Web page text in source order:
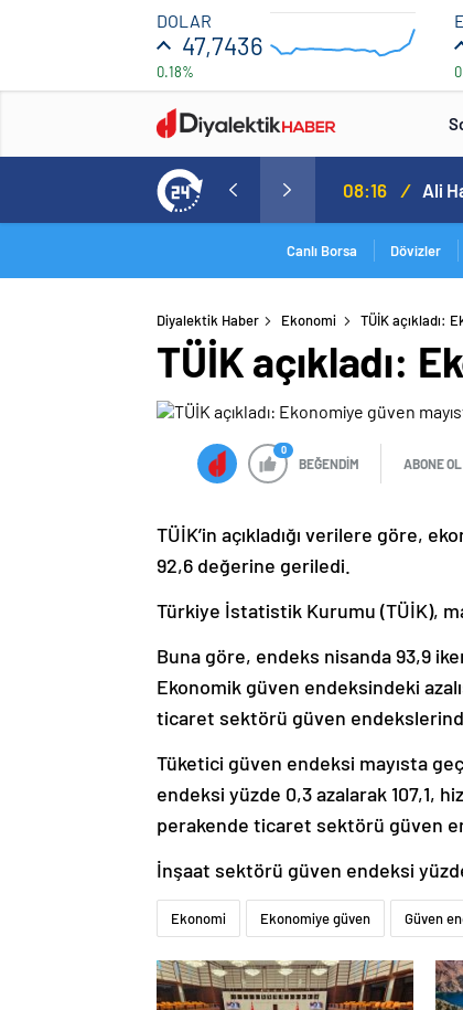
DOLAR
47,7436
0.18%
16:00 20:00
eşi de gözaltında 08:16 /
Canlı Borsa Dövizler
Diyalektik Haber Ekonomi TÜİK açıkladı:
TÜİK açıkladı:
0
BEĞENDİM ABONE OL
TÜİK’in açıkladığı verilere göre,
92,6 değerine geriledi.
Türkiye İstatistik Kurumu (TÜİK),
Buna göre, endeks nisanda 93,9
Ekonomik güven endeksindeki
ticaret sektörü güven
Tüketici güven endeksi mayısta
endeksi yüzde 0,3 azalarak 107,1,
perakende ticaret sektörü güven
İnşaat sektörü güven endeksi
Ekonomi Ekonomiye güven Güven